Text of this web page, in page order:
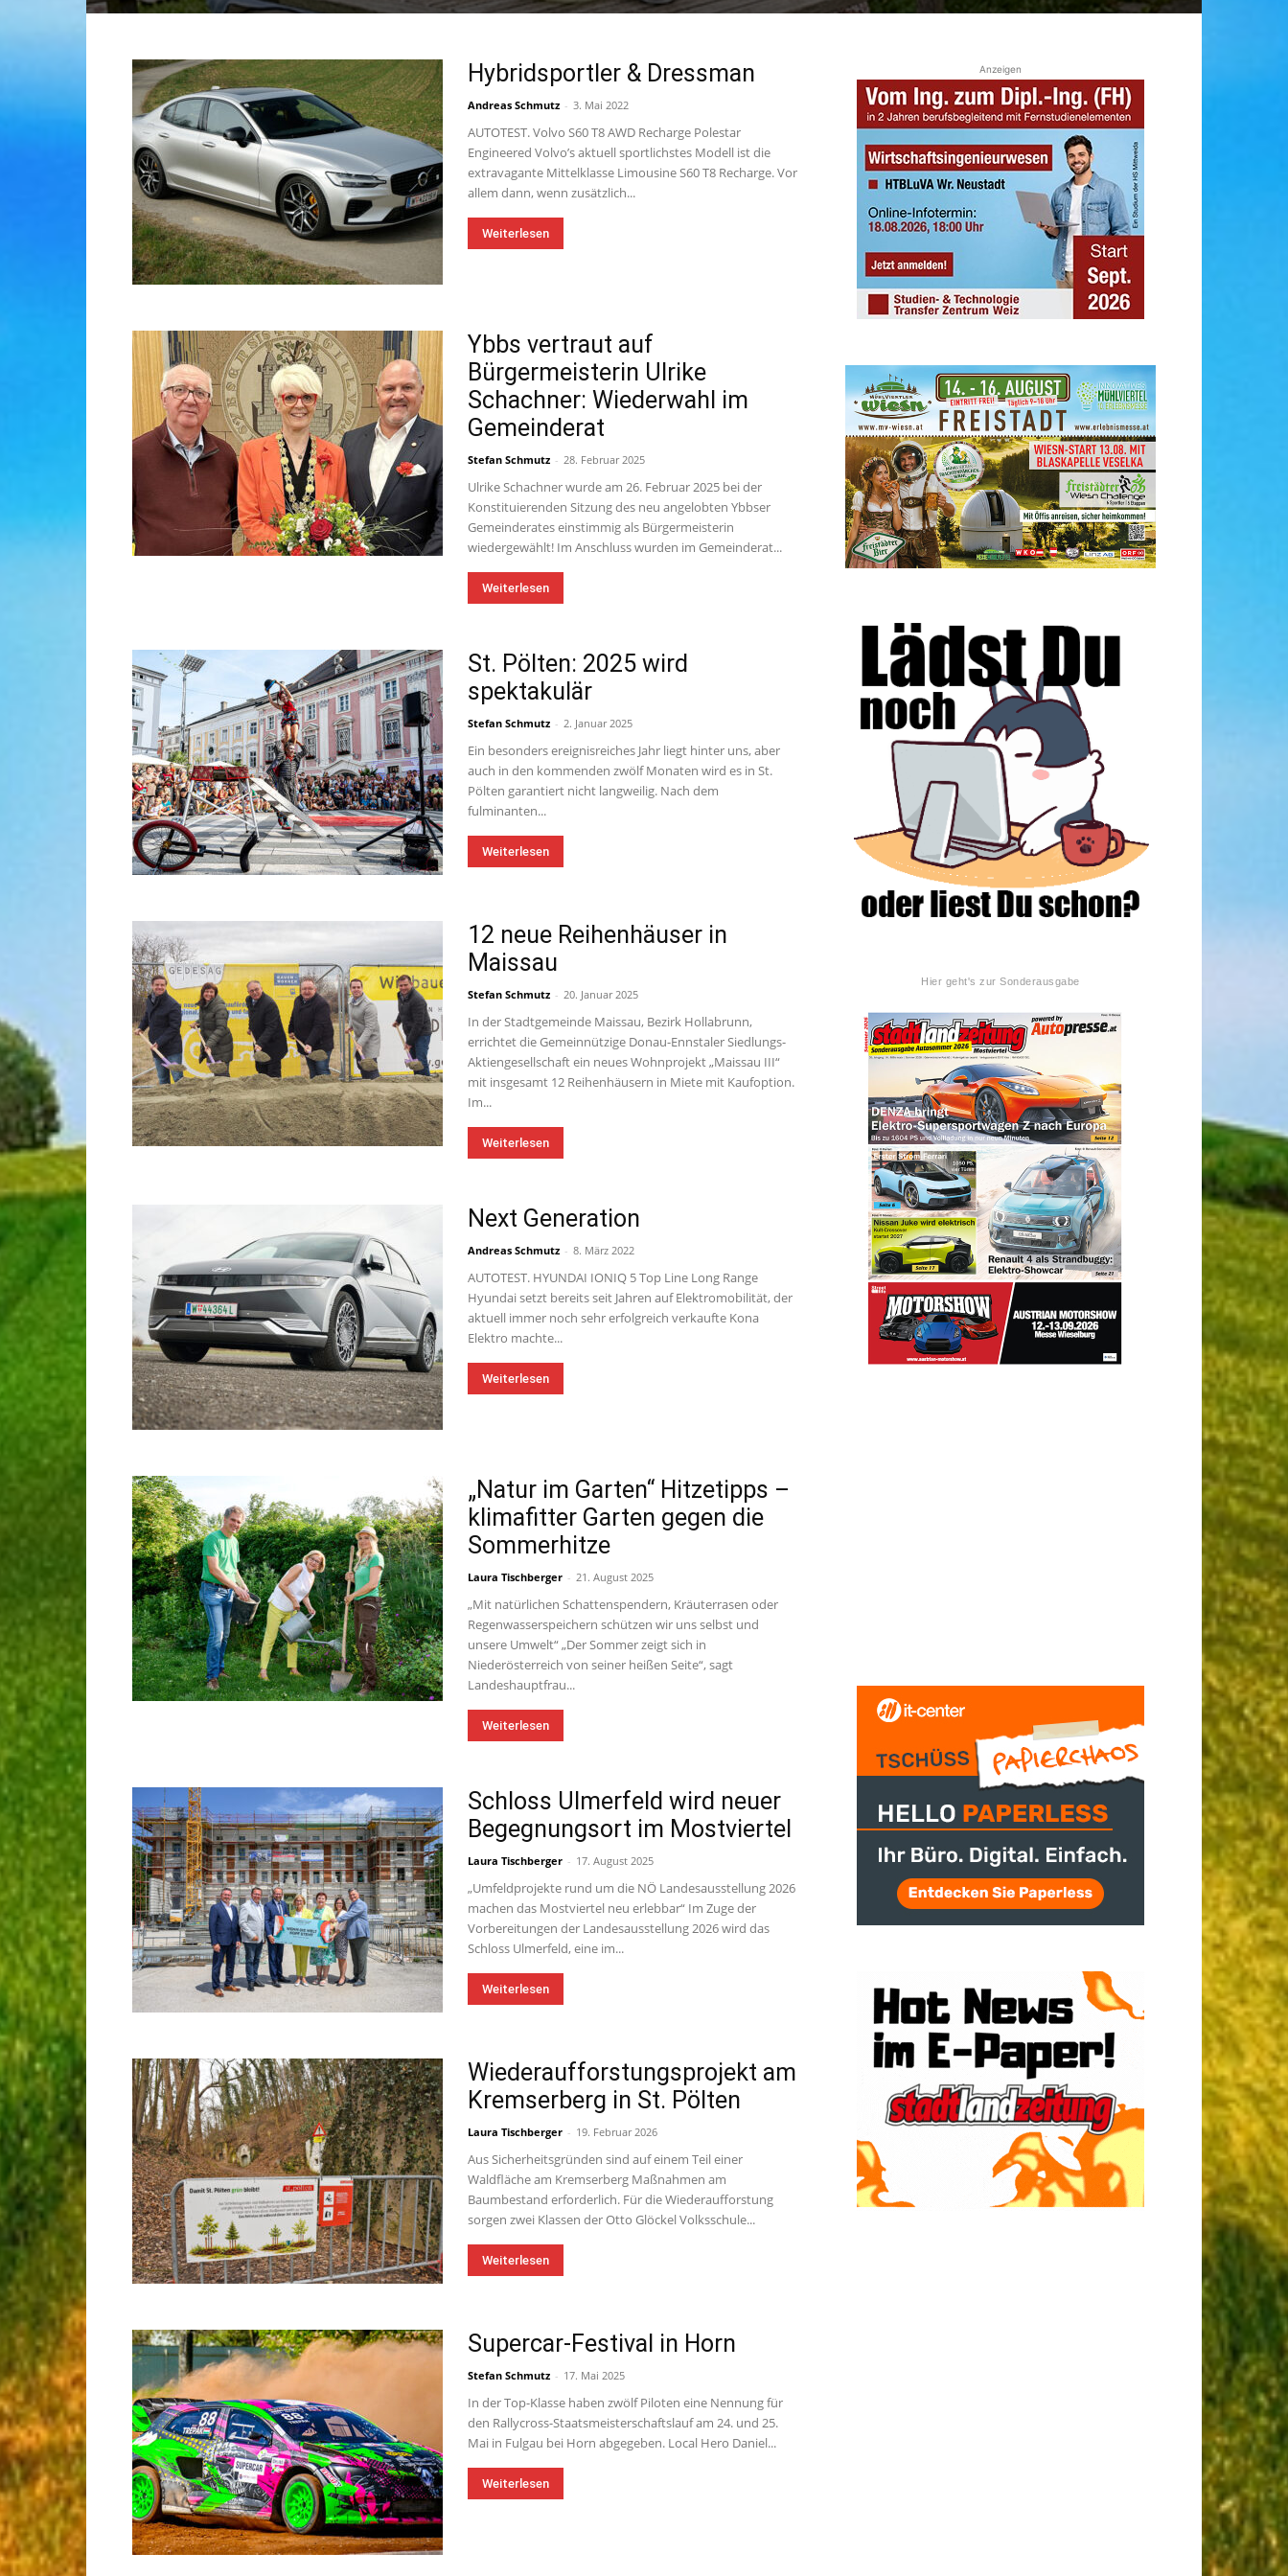
Hybridsportler & Dressman
Andreas Schmutz - 3. Mai 2022
AUTOTEST. Volvo S60 T8 AWD Recharge Polestar
Engineered Volvo’s aktuell sportlichstes Modell ist die
extravagante Mittelklasse Limousine S60 T8 Recharge. Vor
allem dann, wenn zusätzlich...
Weiterlesen
Ybbs vertraut auf
Bürgermeisterin Ulrike
Schachner: Wiederwahl im
Gemeinderat
Stefan Schmutz - 28. Februar 2025
Ulrike Schachner wurde am 26. Februar 2025 bei der
Konstituierenden Sitzung des neu angelobten Ybbser
Gemeinderates einstimmig als Bürgermeisterin
wiedergewählt! Im Anschluss wurden im Gemeinderat...
Weiterlesen
St. Pölten: 2025 wird
spektakulär
Stefan Schmutz - 2. Januar 2025
Ein besonders ereignisreiches Jahr liegt hinter uns, aber
auch in den kommenden zwölf Monaten wird es in St.
Pölten garantiert nicht langweilig. Nach dem
fulminanten...
Weiterlesen
12 neue Reihenhäuser in
Maissau
Stefan Schmutz - 20. Januar 2025
In der Stadtgemeinde Maissau, Bezirk Hollabrunn,
errichtet die Gemeinnützige Donau-Ennstaler Siedlungs-
Aktiengesellschaft ein neues Wohnprojekt „Maissau III“
mit insgesamt 12 Reihenhäusern in Miete mit Kaufoption.
Im...
Weiterlesen
Next Generation
Andreas Schmutz - 8. März 2022
AUTOTEST. HYUNDAI IONIQ 5 Top Line Long Range
Hyundai setzt bereits seit Jahren auf Elektromobilität, der
aktuell immer noch sehr erfolgreich verkaufte Kona
Elektro machte...
Weiterlesen
„Natur im Garten“ Hitzetipps –
klimafitter Garten gegen die
Sommerhitze
Laura Tischberger - 21. August 2025
„Mit natürlichen Schattenspendern, Kräuterrasen oder
Regenwasserspeichern schützen wir uns selbst und
unsere Umwelt“ „Der Sommer zeigt sich in
Niederösterreich von seiner heißen Seite“, sagt
Landeshauptfrau...
Weiterlesen
Schloss Ulmerfeld wird neuer
Begegnungsort im Mostviertel
Laura Tischberger - 17. August 2025
„Umfeldprojekte rund um die NÖ Landesausstellung 2026
machen das Mostviertel neu erlebbar“ Im Zuge der
Vorbereitungen der Landesausstellung 2026 wird das
Schloss Ulmerfeld, eine im...
Weiterlesen
Wiederaufforstungsprojekt am
Kremserberg in St. Pölten
Laura Tischberger - 19. Februar 2026
Aus Sicherheitsgründen sind auf einem Teil einer
Waldfläche am Kremserberg Maßnahmen am
Baumbestand erforderlich. Für die Wiederaufforstung
sorgen zwei Klassen der Otto Glöckel Volksschule...
Weiterlesen
Supercar-Festival in Horn
Stefan Schmutz - 17. Mai 2025
In der Top-Klasse haben zwölf Piloten eine Nennung für
den Rallycross-Staatsmeisterschaftslauf am 24. und 25.
Mai in Fulgau bei Horn abgegeben. Local Hero Daniel...
Weiterlesen
Anzeigen
Hier geht's zur Sonderausgabe